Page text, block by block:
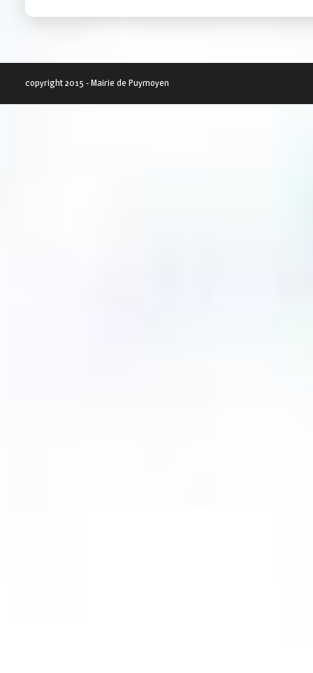
copyright 2015 - Mairie de Puymoyen